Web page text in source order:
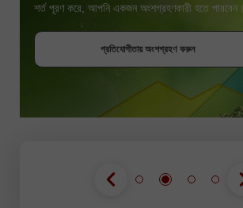
প্রতিযোগীতায় অংশগ্রহণ করুন
শর্ত পূরণ করে, আপনি একজন অংশগ্রহণকারী হতে পারবেন।
প্রতিযোগীতায় অংশগ্রহণ করুন
প্রতিযোগীতায় অংশগ্রহণ করুন